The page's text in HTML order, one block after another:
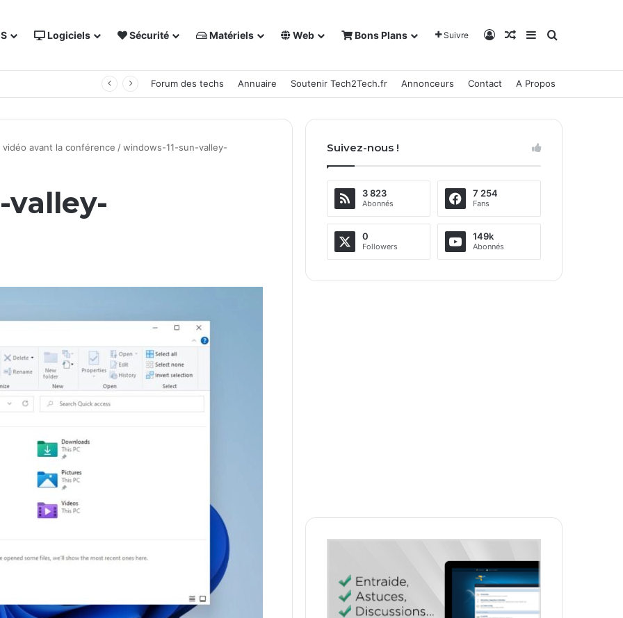
Logiciels Sécurité Matériels Web Bons Plans Suivre Connexion
Article Aléatoire
Sidebar (barre
Rechercher
Synology Forum des techs Annuaire Soutenir Tech2Tech.fr Annonceurs Contact A Propos
avant la conférence /windows-11-sun-valley-
valley-
Suivez-nous !
3 823
Abonnés
7 254
Fans
0
Followers
149k
Abonnés